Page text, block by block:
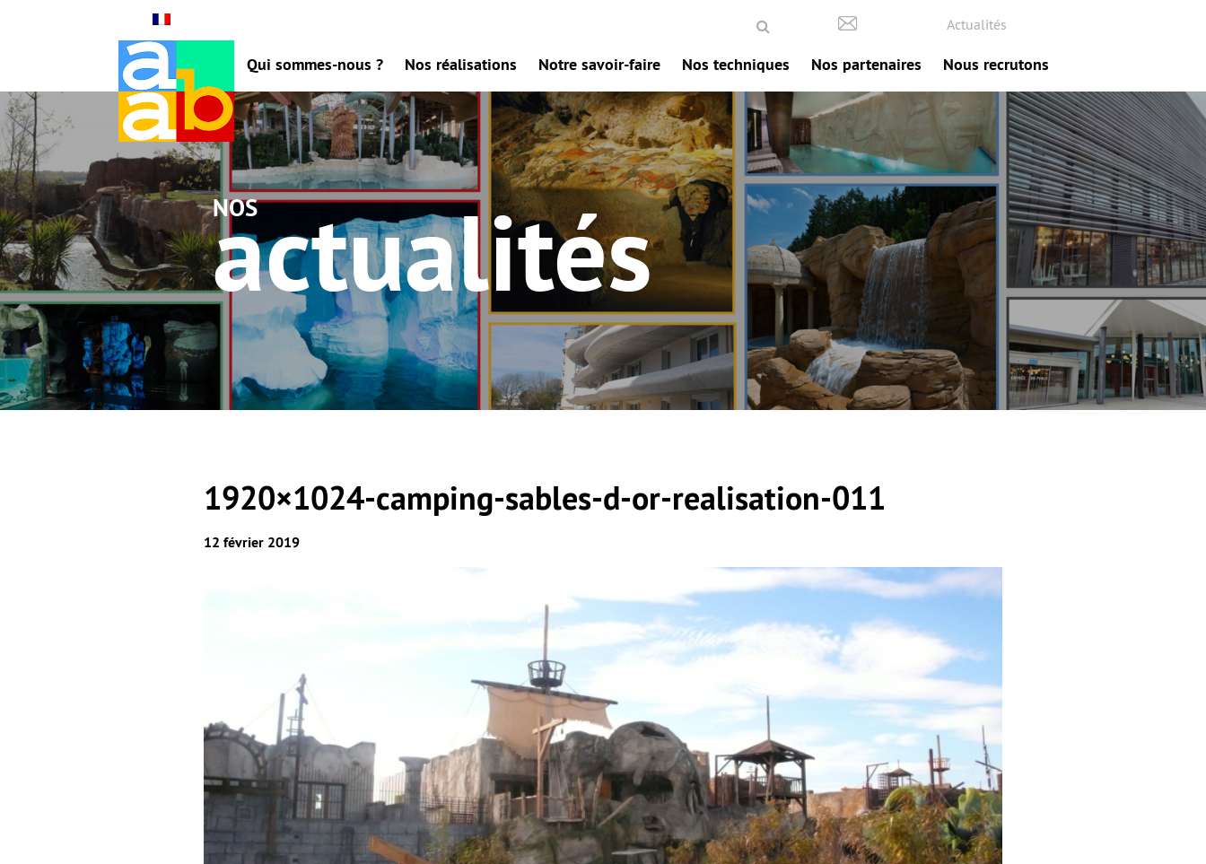
Actualités
Qui sommes-nous ? Nos réalisations Notre savoir-faire Nos techniques Nos partenaires Nous recrutons
nos
actualités
1920×1024-camping-sables-d-or-realisation-011
12 février 2019